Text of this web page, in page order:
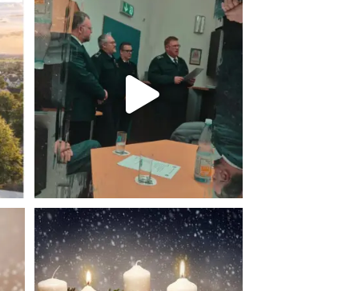
Feb. 22
Einen schönen 2. Advent!
Zwei Kerzen...
Dez. 7